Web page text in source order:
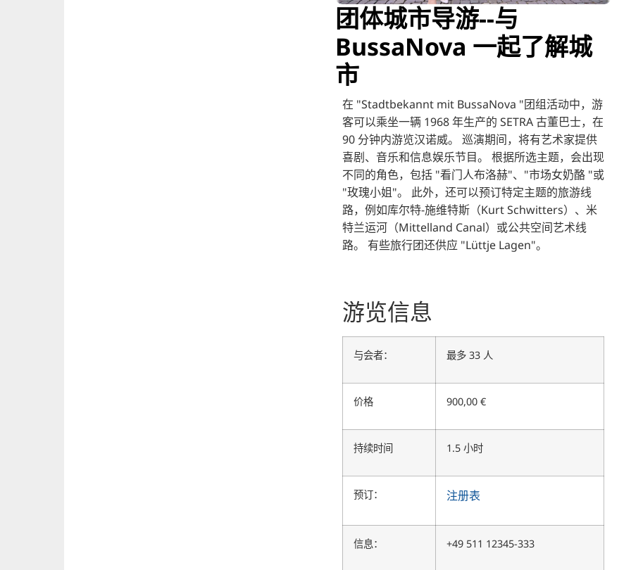
团体城市导游--与
BussaNova 一起了解城
市
在 "Stadtbekannt mit BussaNova "团组活动中，游
客可以乘坐一辆 1968 年生产的 SETRA 古董巴士，在
90 分钟内游览汉诺威。
巡演期间，将有艺术家提供
喜剧、音乐和信息娱乐节目。
根据所选主题，会出现
不同的角色，包括 "看门人布洛赫"、"市场女奶酪 "或
"玫瑰小姐"。
此外，还可以预订特定主题的旅游线
路，例如库尔特-施维特斯（Kurt Schwitters）、米
特兰运河（Mittelland Canal）或公共空间艺术线
路。
有些旅行团还供应 "Lüttje Lagen"。
游览信息
与会者： 最多 33 人
价格 900,00 €
持续时间 1.5 小时
预订： 注册表
信息： +49 511 12345-333